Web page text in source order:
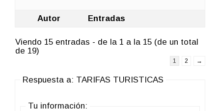
Autor Entradas
Viendo 15 entradas - de la 1 a la 15 (de un total
de 19)
1 2 →
Respuesta a: TARIFAS TURISTICAS
Tu información: